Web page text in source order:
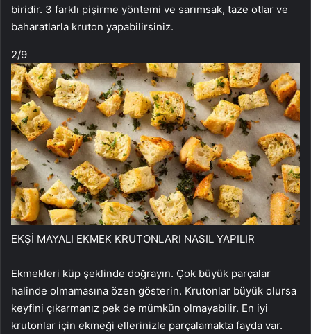
biridir. 3 farklı pişirme yöntemi ve sarımsak, taze otlar ve
baharatlarla kruton yapabilirsiniz.
2/9
EKŞİ MAYALI EKMEK KRUTONLARI NASIL YAPILIR
Ekmekleri küp şeklinde doğrayın. Çok büyük parçalar
halinde olmamasına özen gösterin. Krutonlar büyük olursa
keyfini çıkarmanız pek de mümkün olmayabilir. En iyi
krutonlar için ekmeği ellerinizle parçalamakta fayda var.